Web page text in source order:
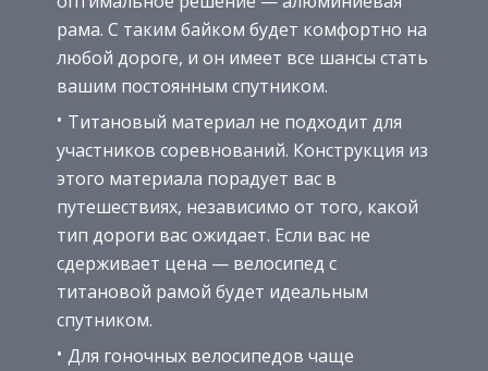
рама. С таким байком будет комфортно на
любой дороге, и он имеет все шансы стать
вашим постоянным спутником.
Титановый материал не подходит для
участников соревнований. Конструкция из
этого материала порадует вас в
путешествиях, независимо от того, какой
тип дороги вас ожидает. Если вас не
сдерживает цена — велосипед с
титановой рамой будет идеальным
спутником.
Для гоночных велосипедов чаще